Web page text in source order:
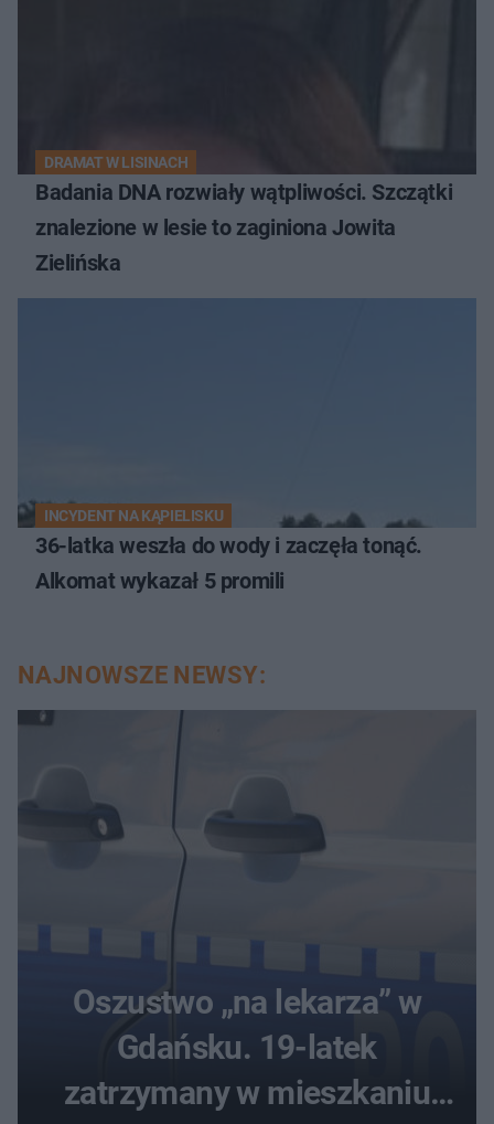
DRAMAT W LISINACH
Badania DNA rozwiały wątpliwości. Szczątki
znalezione w lesie to zaginiona Jowita
Zielińska
INCYDENT NA KĄPIELISKU
36-latka weszła do wody i zaczęła tonąć.
Alkomat wykazał 5 promili
NAJNOWSZE NEWSY:
Oszustwo „na lekarza” w
Gdańsku. 19-latek
zatrzymany w mieszkaniu